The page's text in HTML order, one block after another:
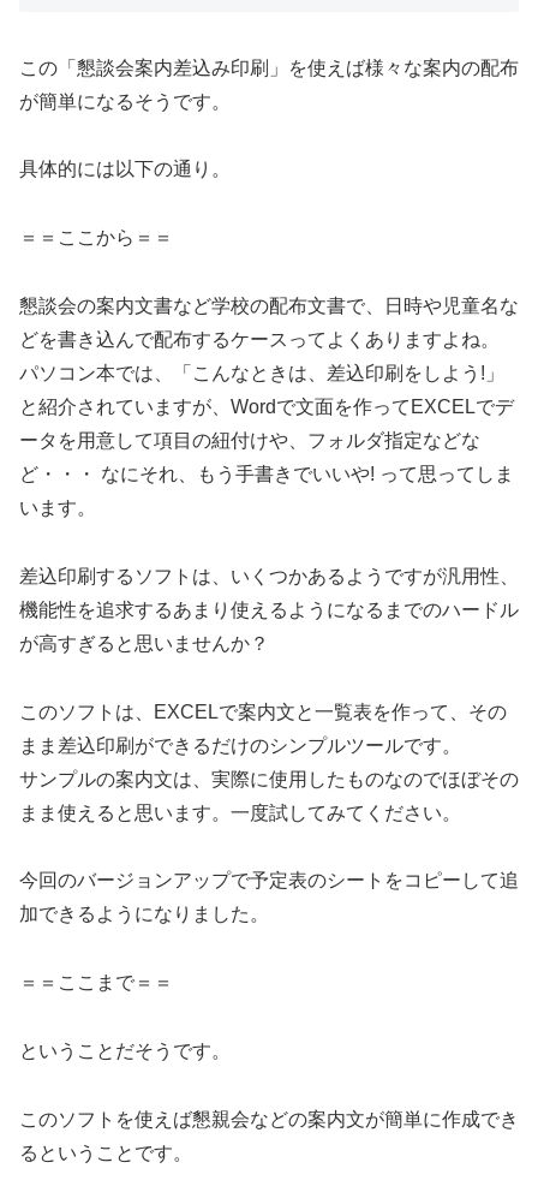
この「懇談会案内差込み印刷」を使えば様々な案内の配布
が簡単になるそうです。
具体的には以下の通り。
＝＝ここから＝＝
懇談会の案内文書など学校の配布文書で、日時や児童名な
どを書き込んで配布するケースってよくありますよね。
パソコン本では、「こんなときは、差込印刷をしよう!」
と紹介されていますが、Wordで文面を作ってEXCELでデ
ータを用意して項目の紐付けや、フォルダ指定などな
ど・・・ なにそれ、もう手書きでいいや! って思ってしま
います。
差込印刷するソフトは、いくつかあるようですが汎用性、
機能性を追求するあまり使えるようになるまでのハードル
が高すぎると思いませんか？
このソフトは、EXCELで案内文と一覧表を作って、その
まま差込印刷ができるだけのシンプルツールです。
サンプルの案内文は、実際に使用したものなのでほぼその
まま使えると思います。一度試してみてください。
今回のバージョンアップで予定表のシートをコピーして追
加できるようになりました。
＝＝ここまで＝＝
ということだそうです。
このソフトを使えば懇親会などの案内文が簡単に作成でき
るということです。